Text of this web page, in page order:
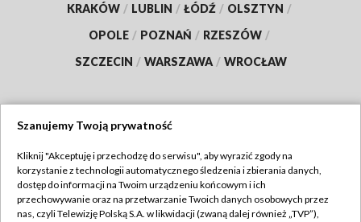
KRAKÓW / LUBLIN / ŁÓDŹ / OLSZTYN /
OPOLE / POZNAŃ / RZESZÓW /
SZCZECIN / WARSZAWA / WROCŁAW
TVP
Abonament TVP
Regulamin TVP
Szanujemy Twoją prywatność
Kliknij "Akceptuję i przechodzę do serwisu", aby wyrazić zgody na
korzystanie z technologii automatycznego śledzenia i zbierania danych,
dostęp do informacji na Twoim urządzeniu końcowym i ich
przechowywanie oraz na przetwarzanie Twoich danych osobowych przez
nas, czyli Telewizję Polską S.A. w likwidacji (zwaną dalej również „TVP”),